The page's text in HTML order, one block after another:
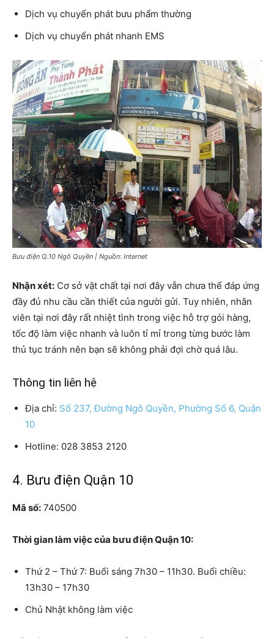
Dịch vụ chuyển phát bưu phẩm thường
Dịch vụ chuyển phát nhanh EMS
Bưu điện Q.10 Ngô Quyền | Nguồn: Internet
Nhận xét: Cơ sở vật chất tại nơi đây vẫn chưa thể đáp ứng
đầy đủ nhu cầu cần thiết của người gửi. Tuy nhiên, nhân
viên tại nơi đây rất nhiệt tình trong việc hỗ trợ gói hàng,
tốc độ làm việc nhanh và luôn tỉ mỉ trong từng bước làm
thủ tục tránh nên bạn sẽ không phải đợi chờ quá lâu.
Thông tin liên hệ
Địa chỉ: Số 237, Đường Ngô Quyền, Phường Số 6, Quận
10
Hotline: 028 3853 2120
4. Bưu điện Quận 10
Mã số: 740500
Thời gian làm việc của bưu điện Quận 10:
Thứ 2 – Thứ 7: Buổi sáng 7h30 – 11h30. Buổi chiều:
13h30 – 17h30
Chủ Nhật không làm việc